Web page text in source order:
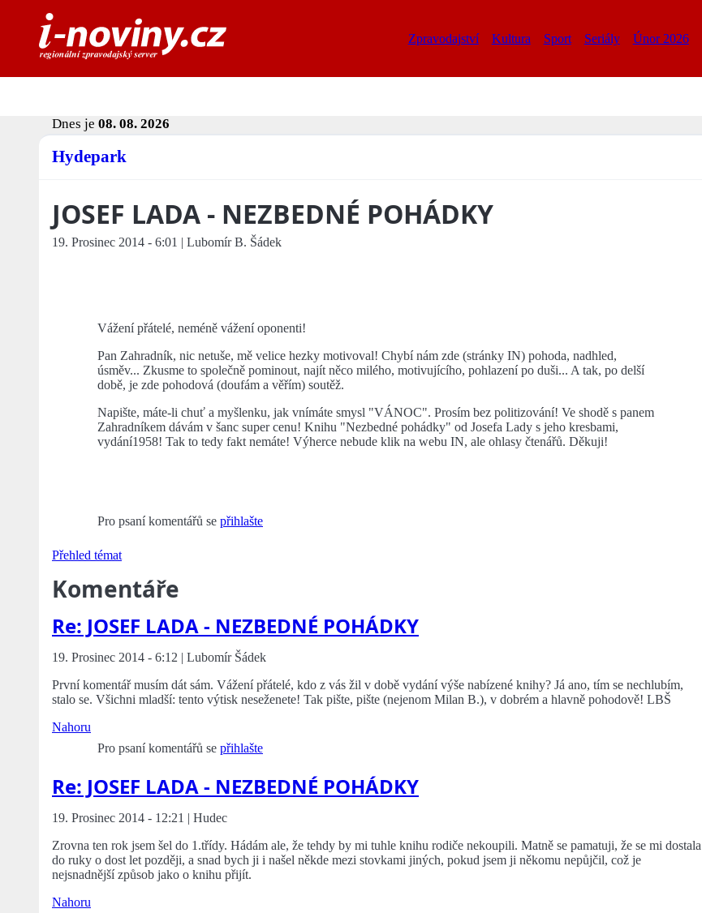
Zpravodajství Kultura Sport Seriály Únor 2026
Dnes je 08. 08. 2026
Hydepark
JOSEF LADA - NEZBEDNÉ POHÁDKY
19. Prosinec 2014 - 6:01 | Lubomír B. Šádek
Vážení přátelé, neméně vážení oponenti!
Pan Zahradník, nic netuše, mě velice hezky motivoval! Chybí nám zde (stránky IN) pohoda, nadhled,
úsměv... Zkusme to společně pominout, najít něco milého, motivujícího, pohlazení po duši... A tak, po delší
době, je zde pohodová (doufám a věřím) soutěž.
Napište, máte-li chuť a myšlenku, jak vnímáte smysl "VÁNOC". Prosím bez politizování! Ve shodě s panem
Zahradníkem dávám v šanc super cenu! Knihu "Nezbedné pohádky" od Josefa Lady s jeho kresbami,
vydání1958! Tak to tedy fakt nemáte! Výherce nebude klik na webu IN, ale ohlasy čtenářů. Děkuji!
Pro psaní komentářů se přihlašte
Přehled témat
Komentáře
Re: JOSEF LADA - NEZBEDNÉ POHÁDKY
19. Prosinec 2014 - 6:12 | Lubomír Šádek
První komentář musím dát sám. Vážení přátelé, kdo z vás žil v době vydání výše nabízené knihy? Já ano, tím se nechlubím,
stalo se. Všichni mladší: tento výtisk neseženete! Tak pište, pište (nejenom Milan B.), v dobrém a hlavně pohodově! LBŠ
Nahoru
Pro psaní komentářů se přihlašte
Re: JOSEF LADA - NEZBEDNÉ POHÁDKY
19. Prosinec 2014 - 12:21 | Hudec
Zrovna ten rok jsem šel do 1.třídy. Hádám ale, že tehdy by mi tuhle knihu rodiče nekoupili. Matně se pamatuji, že se mi dostala
do ruky o dost let později, a snad bych ji i našel někde mezi stovkami jiných, pokud jsem ji někomu nepůjčil, což je
nejsnadnější způsob jako o knihu přijít.
Nahoru